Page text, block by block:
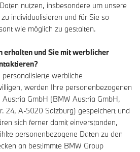
nutzen, insbesondere um unsere
individualisieren und für Sie so
wie möglich zu gestalten.
erhalten und Sie mit werblicher
werbliche
werden Ihre personenbezogenen
GmbH (BMW Austria GmbH,
24, A-5020 Salzburg) gespeichert und
sich ferner damit einverstanden,
personenbezogene Daten zu den
an bestimmte BMW Group